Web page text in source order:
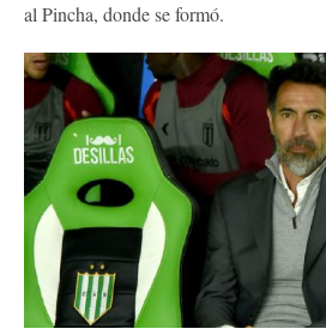
al Pincha, donde se formó.